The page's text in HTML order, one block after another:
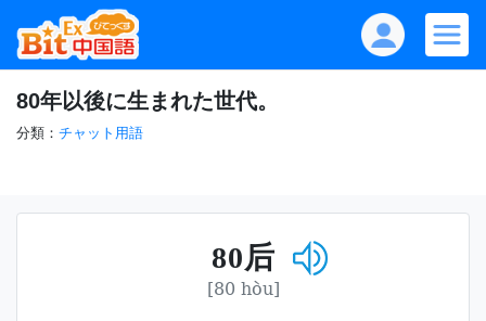
80年以後に生まれた世代。
分類： チャット用語
80后
[80 hòu]